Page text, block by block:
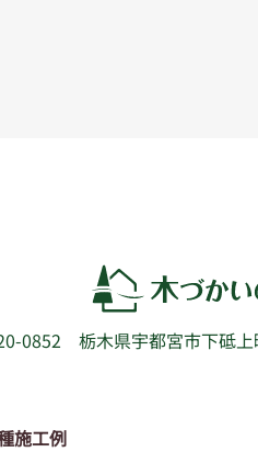
0852 栃木県宇都宮市下砥
施工例